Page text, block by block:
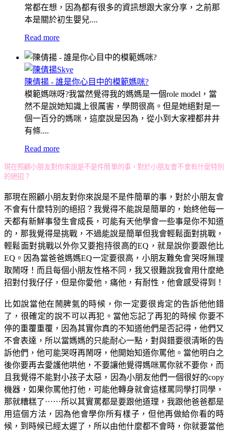
常都在想，因為都有很多的資訊想跟大家分享，之前那
本是關於初生嬰兒....
Read more
陳倩揚 - 誰是你心目中的模範媽咪?
模範媽咪呀?我當然覺得我的媽媽是一個role model，當
然不是說她知識上很厲害，學問很高。但是她絕對是一
個一百分的媽咪，這麼說是因為，從小到大家裡都井井
有條....
Read more
現在照顧小朋友對你來說是不是件簡單的事，對於小朋友會不會有什麼特別
的絕招？
那現在照顧小朋友對你來說是不是件簡單的事，對於小朋友會
不會有什麼特別的絕招？我覺得不能說是簡單的，始終他每一
天都有新鮮事發生會成長，可能有天他學會一些事是你不知道
的，那我覺得是挑戰，不過能說是簡單但我會輕鬆面對挑戰，
輕鬆面對挑戰以外你又要抱持很高的EQ，就是說你要跟他比
EQ。因為當爸爸媽媽EQ一定要很高，小朋友難免會哭呀無理
取鬧呀！而且每個小朋友性格不同，我又很難說我會用什麼絶
招對付我仔仔，但是你愛他，痛他，有耐性，他會感受得到！
比如說當他在鬧脾氣的時候，你一定要很肯定的告訴他他錯
了，很確定的說不可以再犯。當他忘記了再犯的時候 你要不
停的重覆重覆，因為其實你真的不知道他們是否記得，他們又
不會表達，所以當媽媽的只能耐心一點，對與錯要很清晰的告
訴他們，他可能哭呀再鬧呀，他開始知道你罵他。當他明白之
後你要再去愛護他哄他，不要讓他覺得媽咪罵你就不要你，而
且我覺得不能對小孩子太惡，因為小朋友他們一個很好的copy
機器，如果你罵他打他，可能他轉身就會這樣罵同學打同學，
那就糟糕了⋯⋯所以其實罵都是要跟他道理，我跟他爸爸都是
用這個方法，因為他會學你所有樣子，但他再做給你看的時
候，到時候已經太遲了，所以由他什麼都不會時，你就要當他